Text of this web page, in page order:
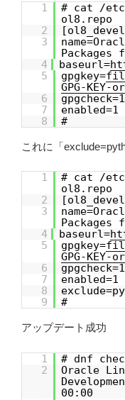
1
# cat /
ol8.repo
2
3
Packages
4
baseurl=
5
gpgkey=
GPG-KEY-
6
gpgcheck=1
7
enabled=1
8
#
これに「
1
# cat /
ol8.repo
2
3
Packages
4
baseurl=
5
gpgkey=
GPG-KEY-
6
gpgcheck=1
7
enabled=1
8
9
#
アップデート成功
1
# dnf
2
Oracle
00:00